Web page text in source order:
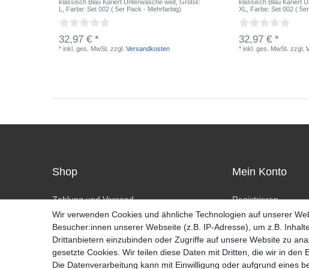
klassisch Blau Kariert Unterwäsche weit , Größe:
L
, Farbe: Set 002 ( 5er Pack - Mehrfarbig)
32,97 € *
*inkl. ges. MwSt. zzgl.Versandkosten
klassisch Blau Kariert
XL
, Farbe: Set 002 (
32,97 € *
*inkl. ges. MwSt. zzgl.
Shop
Zahlung und Versand
Widerrufsrecht
Widerrufsformular
Hilfe
Mein Konto
Registrieren
Anmelden
Wir verwenden Cookies und ähnliche Technologien auf unserer
Besucher:innen unserer Webseite (z.B. IP-Adresse), um z.B.
Drittanbietern einzubinden oder Zugriffe auf unsere Website zu
gesetzte Cookies. Wir teilen diese Daten mit Dritten, die wir in den
Die Datenverarbeitung kann mit Einwilligung oder aufgrund eines